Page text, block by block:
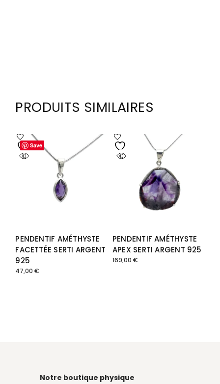
PRODUITS SIMILAIRES
Save
PENDENTIF AMÉTHYSTE
FACETTÉE SERTI ARGENT
925
47,00€
Save
PENDENTIF AMÉTHYSTE
APEX SERTI ARGENT 925
169,00 €
Notre boutique physique